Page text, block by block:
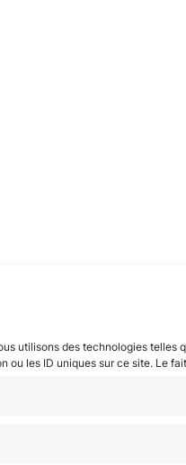
utilisons des technologies
ou les ID uniques sur ce site. Le